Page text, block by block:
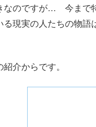
なのですが… 今まで
る現実の人たちの物
介からです。